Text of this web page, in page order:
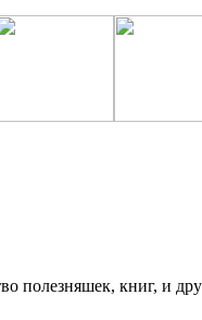
полезняшек, книг, и